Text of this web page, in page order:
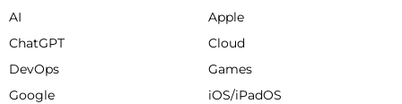
AI
Apple
ChatGPT
Cloud
DevOps
Games
Google
iOS/iPadOS